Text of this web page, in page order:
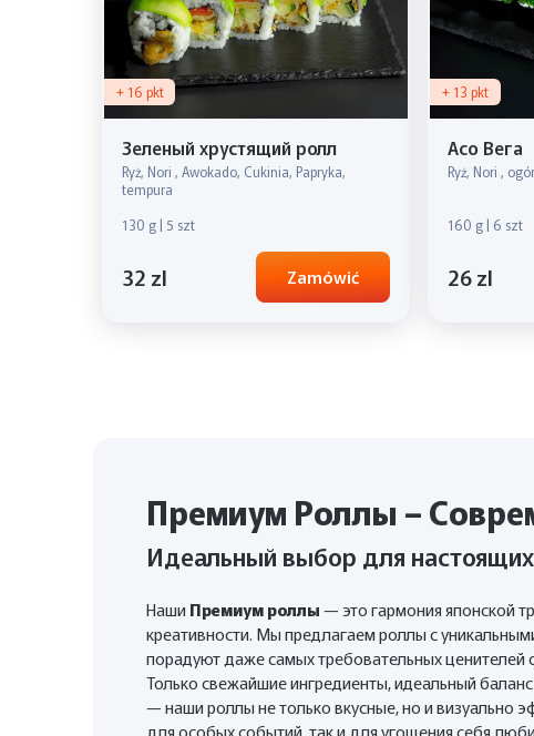
+ 16 pkt
Зеленый хрустящий ролл
Ryż, Nori , Awokado, Cukinia, Papryka,
tempura
130 g | 5 szt
32 zl Zamówić
+ 13 pkt
Асо Вега
Ryż, Nori ,
160 g | 6 szt
26 zl
Премиум Роллы –
Идеальный выбор для
Наши Премиум роллы— это гармония японской
креативности. Мы предлагаем роллы с
порадуют даже самых требовательных ценителей
Только свежайшие ингредиенты, идеальный баланс
— наши роллы не только вкусные, но и визуально